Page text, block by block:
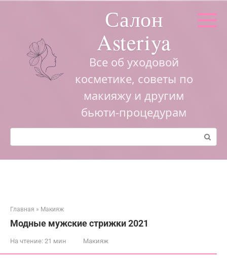
Салон
Asteriya
Все об уходовой
косметике, советы по
макияжу и другим
бьюти-процедурам
Поиск:
Главная » Макияж
Модные мужские стрижки 2021
На чтение: 21 мин Макияж